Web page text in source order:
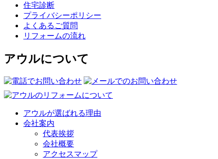
住宅診断
プライバシーポリシー
よくあるご質問
リフォームの流れ
アウルについて
アウルが選ばれる理由
会社案内
代表挨拶
会社概要
アクセスマップ